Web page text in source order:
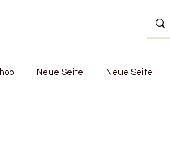
Neue Seite Neue Seite